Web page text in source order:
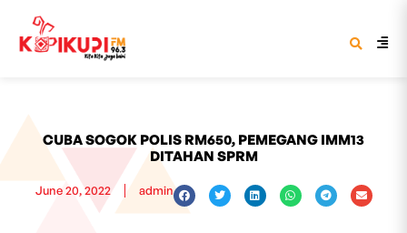
CUBA SOGOK POLIS RM650, PEMEGANG IMM13
DITAHAN SPRM
June 20, 2022 admin